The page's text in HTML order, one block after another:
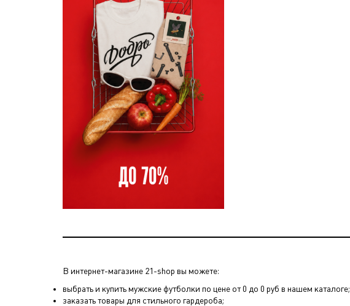
В интернет-магазине 21-shop вы можете:
выбрать и купить мужские футболки по цене от 0 до 0 руб в нашем каталоге;
заказать товары для стильного гардероба;